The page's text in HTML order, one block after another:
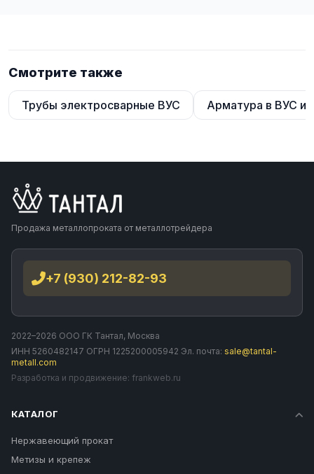
Смотрите также
Трубы электросварные ВУС Арматура в ВУС
Продажа металлопроката от металлотрейдера
+7 (930) 212-82-93
2022–2026 ООО ГК Тантал, Москва
ИНН 5260482147 ОГРН 1225200005942 Эл. почта: sale@tantal-
metall.com
Разработка и продвижение: frankweb.ru
КАТАЛОГ
Нержавеющий прокат
Метизы и крепеж